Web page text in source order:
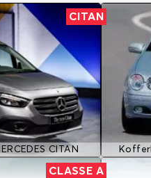
CITAN
CITAN
CLASSE A